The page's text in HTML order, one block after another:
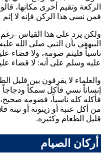
الركعة وتقيم أخرى مكانها،
فمن نسي هذا الركن فإنه لا إثم
ولكن يرد على هذا القياس -
البيهقي بأن النبي صلى الله
ناسياً فليتم صومه، ولا قضاء
عليه وسلم على أنه: لا قضاء
والعلماء لا يفرقون بين قليل
إنساناً نسي فأكل سمكاً ودجاجاً
فأكله كله ناسياً، فصومه
من أكل عنبة أو زيتونة أو تينة
قليل الطعام وكثيره.
أركان الصيام